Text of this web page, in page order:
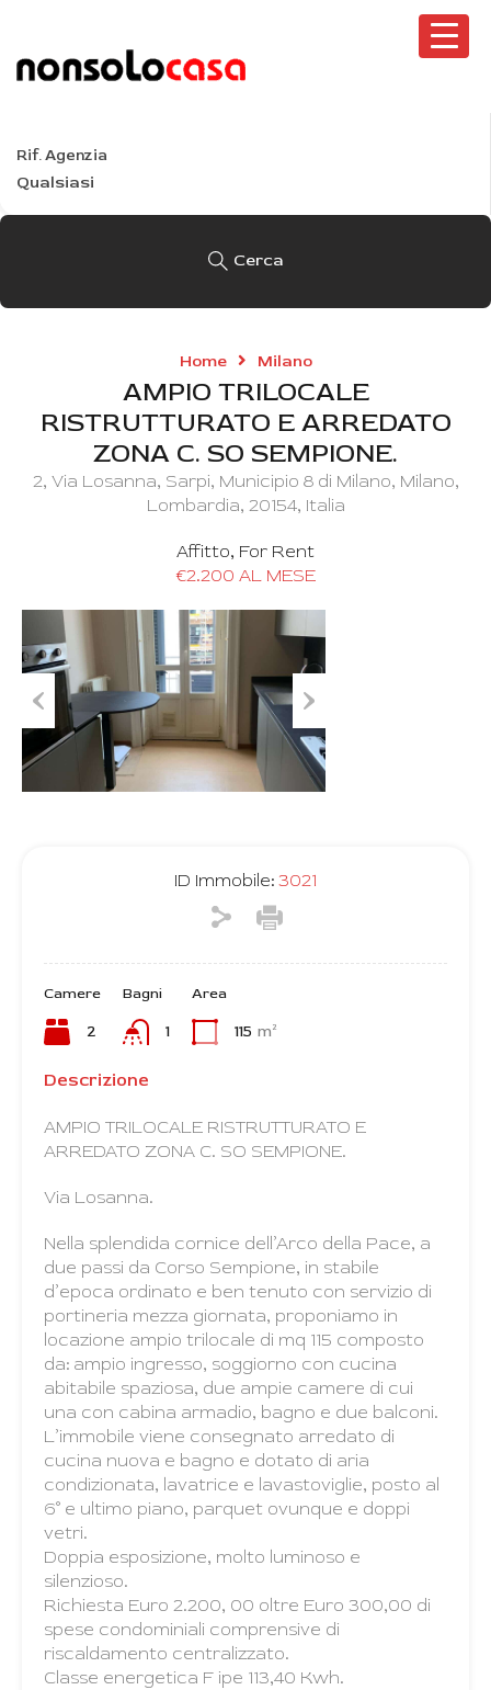
Tipo
Rif. Agenzia
Cerca
Home Milano
AMPIO TRILOCALE
RISTRUTTURATO E ARREDATO
ZONA C. SO SEMPIONE.
2, Via Losanna, Sarpi, Municipio 8 di Milano, Milano,
Lombardia, 20154, Italia
Affitto, For Rent
€2.200 AL MESE
Previous Next
ID Immobile: 3021
Camere
2
Bagni
1
Area
115 m²
Descrizione
AMPIO TRILOCALE RISTRUTTURATO E
ARREDATO ZONA C. SO SEMPIONE.
Via Losanna.
Nella splendida cornice dell’Arco della Pace, a
due passi da Corso Sempione, in stabile
d’epoca ordinato e ben tenuto con servizio di
portineria mezza giornata, proponiamo in
locazione ampio trilocale di mq 115 composto
da: ampio ingresso, soggiorno con cucina
abitabile spaziosa, due ampie camere di cui
una con cabina armadio, bagno e due balconi.
L’immobile viene consegnato arredato di
cucina nuova e bagno e dotato di aria
condizionata, lavatrice e lavastoviglie, posto al
6° e ultimo piano, parquet ovunque e doppi
vetri.
Doppia esposizione, molto luminoso e
silenzioso.
Richiesta Euro 2.200, 00 oltre Euro 300,00 di
spese condominiali comprensive di
riscaldamento centralizzato.
Classe energetica F ipe 113,40 Kwh.